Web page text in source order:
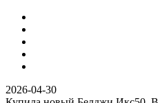
2026-04-30